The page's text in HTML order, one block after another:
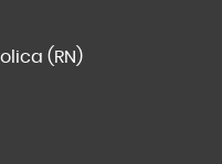
(RN)